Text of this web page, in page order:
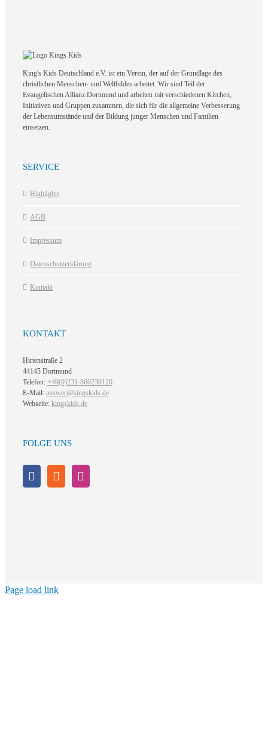
King's Kids Deutschland e.V. ist ein Verein, der auf der Grundlage des
christlichen Menschen- und Weltbildes arbeitet. Wir sind Teil der
Evangelischen Allianz Dortmund und arbeiten mit verschiedenen Kirchen,
Initiativen und Gruppen zusammen, die sich für die allgemeine Verbesserung
der Lebensumstände und der Bildung junger Menschen und Familien
einsetzen.
SERVICE
Highlights
AGB
Impressum
Datenschutzerklärung
Kontakt
KONTAKT
Hirtenstraße 2
44145 Dortmund
Telefon: +49(0)231-860239120
E-Mail: answer@kingskids.de
Webseite: kingskids.de
FOLGE UNS
Page load link